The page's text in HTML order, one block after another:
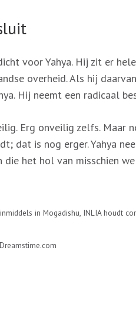
voor Yahya. Hij zit er
overheid. Als hij
Hij neemt een radicaal
Erg onveilig zelfs.
dat is nog erger. Yahya
die het hol van misschien
in Mogadishu, INLIA houdt